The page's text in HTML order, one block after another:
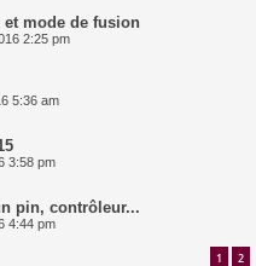
mode de fusion
2:25 pm
5:36 am
3:58 pm
pin, contrôleur...
4:44 pm
1 2